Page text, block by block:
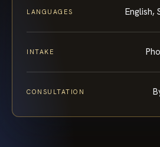
LANGUAGES English,
INTAKE
CONSULTATION